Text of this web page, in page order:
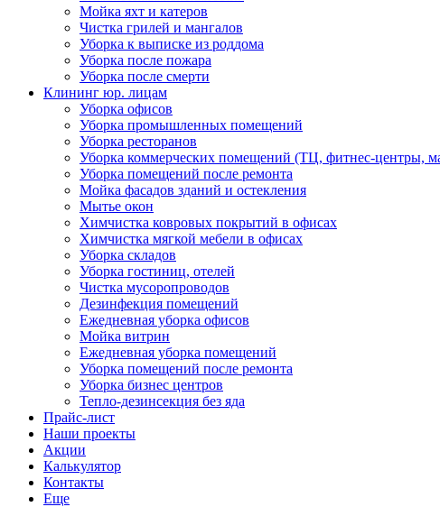
Мойка яхт и катеров
Чистка грилей и мангалов
Уборка к выписке из роддома
Уборка после пожара
Уборка после смерти
Клининг юр. лицам
Уборка офисов
Уборка промышленных помещений
Уборка ресторанов
Уборка коммерческих помещений (ТЦ, фитнес-центры,
Уборка помещений после ремонта
Мойка фасадов зданий и остекления
Мытье окон
Химчистка ковровых покрытий в офисах
Химчистка мягкой мебели в офисах
Уборка складов
Уборка гостиниц, отелей
Чистка мусоропроводов
Дезинфекция помещений
Ежедневная уборка офисов
Мойка витрин
Ежедневная уборка помещений
Уборка помещений после ремонта
Уборка бизнес центров
Тепло-дезинсекция без яда
Прайс-лист
Наши проекты
Акции
Калькулятор
Контакты
Еще